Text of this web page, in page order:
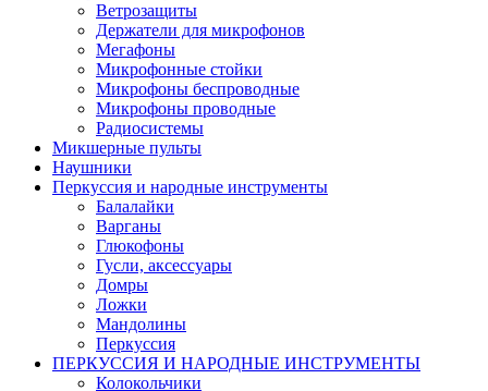
Ветрозащиты
Держатели для микрофонов
Мегафоны
Микрофонные стойки
Микрофоны беспроводные
Микрофоны проводные
Радиосистемы
Микшерные пульты
Наушники
Перкуссия и народные инструменты
Балалайки
Варганы
Глюкофоны
Гусли, аксессуары
Домры
Ложки
Мандолины
Перкуссия
ПЕРКУССИЯ И НАРОДНЫЕ ИНСТРУМЕНТЫ
Колокольчики